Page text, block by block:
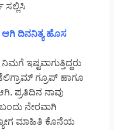
ಸಲ್ಲಿಸಿ
ದಿನನಿತ್ಯ ಹೊಸ
ಇಷ್ಟವಾಗುತ್ತಿದ್ದರು
ಗ್ರೂಪ್ ಹಾಗೂ
ಪ್ರತಿದಿನ ನಾವು
ನೇರವಾಗಿ
ಮಾಹಿತಿ ಕೊನೆಯ